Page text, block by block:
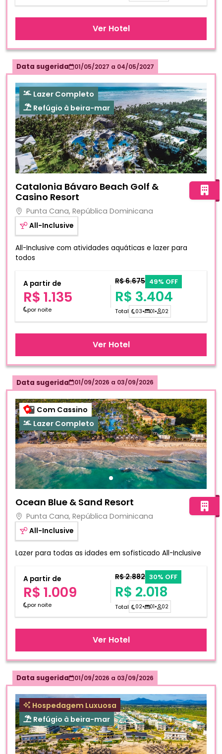
Ver Hotel
Data sugerida 01/05/2027 a 04/05/2027
Lazer Completo
Refúgio à beira-mar
Fotos do hotel Catalonia Bávaro Beach Golf & Casino
Catalonia Bávaro Beach Golf &
Casino Resort
Punta Cana, República Dominicana
All-Inclusive
All-Inclusive com atividades aquáticas e lazer para
todos
A partir de
R$ 1.135
por noite
R$ 6.675 49% OFF
R$ 3.404
Total 03• 01• 02
Ver Hotel
Data sugerida 01/09/2026 a 03/09/2026
Com Cassino
Lazer Completo
Ocean Blue & Sand Resort
Punta Cana, República Dominicana
All-Inclusive
Lazer para todas as idades em sofisticado All-Inclusive
A partir de
R$ 1.009
por noite
R$ 2.882 30% OFF
R$ 2.018
Total 02• 01• 02
Ver Hotel
Data sugerida 01/09/2026 a 03/09/2026
Hospedagem Luxuosa
Refúgio à beira-mar